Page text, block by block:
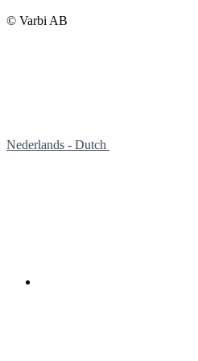
© Varbi AB
Nederlands - Dutch